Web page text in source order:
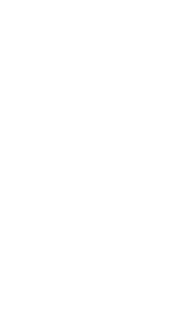
ZHANGQIU
Sincerely welcome users